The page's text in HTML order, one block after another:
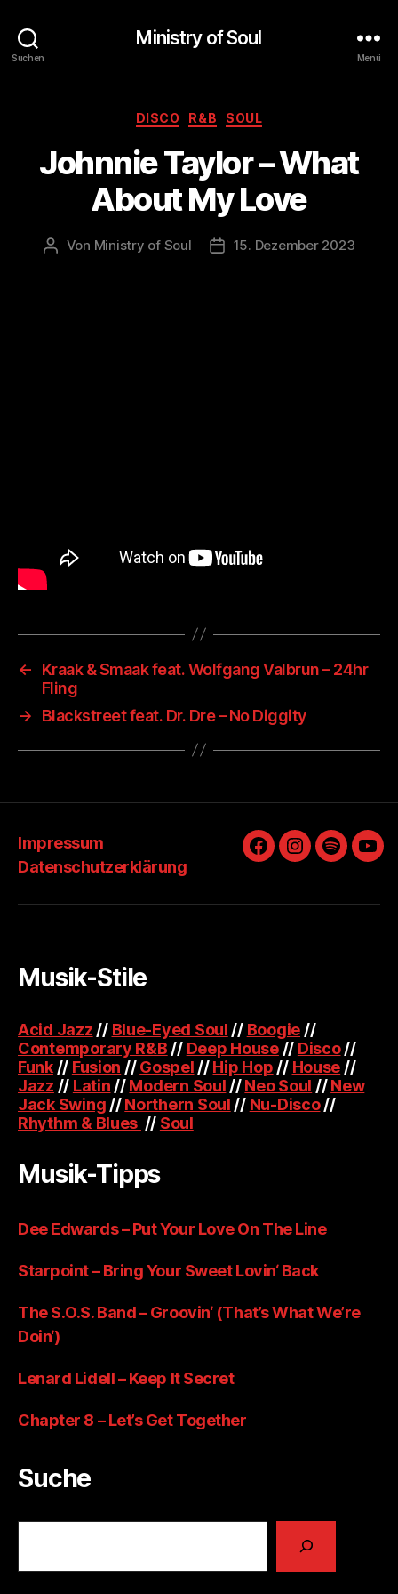
Suchen
Ministry of Soul
Menü
Kategorien
DISCO R&B SOUL
Johnnie Taylor – What
About My Love
Beitragsautor
Von Ministry of Soul Veröffentlichungsdatum
15. Dezember 2023
←
Kraak & Smaak feat. Wolfgang Valbrun – 24hr
Fling
→
Blackstreet feat. Dr. Dre – No Diggity
Impressum
Datenschutzerklärung
FacebookInstagram
Spotify
Musik-Stile
Acid Jazz // Blue-Eyed Soul // Boogie //
Contemporary R&B // Deep House// Disco//
Funk// Fusion //Gospel //Hip Hop // House //
Jazz // Latin //Modern Soul //Neo Soul //New
Jack Swing //Northern Soul // Nu-Disco//
Rhythm & Blues // Soul
Musik-Tipps
Dee Edwards – Put Your Love On The Line
Starpoint – Bring Your Sweet Lovin‘ Back
The S.O.S. Band – Groovin‘ (That’s What We’re
Doin‘)
Lenard Lidell – Keep It Secret
Chapter 8 – Let’s Get Together
Suche